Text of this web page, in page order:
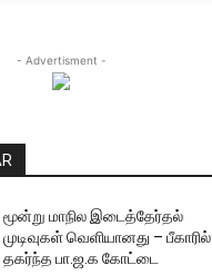
- Advertisment -
மூன்று மாநில இடைத்தேர்தல்
முடிவுகள் வெளியானது – பீகாரில்
தகர்ந்த பா.ஜ.க கோட்டை